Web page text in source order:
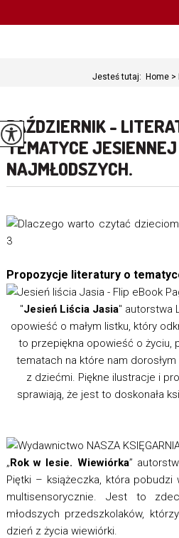
Jesteś tutaj: Home >
PAŹDZIERNIK -
TEMATYCE
NAJMŁODSZYCH.
Propozycje literatury o
"Jesień Liścia Jasia" autorstwa
opowieść o małym listku, który
to przepiękna opowieść o życiu,
tematach na które nam
z dziećmi. Piękne ilustracje i
sprawiają, że jest to doskonała
„Rok w lesie. Wiewiórka”
Piętki – książeczka, która pobudzi
multisensorycznie. Jest to
młodszych przedszkolaków,
dzień z życia wiewiórki.